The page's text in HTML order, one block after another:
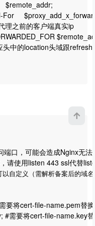
$remote_addr;
For
理之前的客户端真实ip
中的location头域跟refresh
口，可能会造成Nginx无法
请使用listen 443 ssl代替
自定义（需解析备案后的域
要将cert-file-name.pem替
#需要将cert-file-name.key